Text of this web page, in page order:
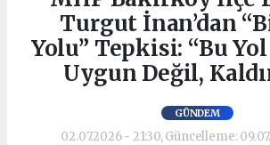
Turgut İnan’dan
Yolu” Tepkisi: “Bu
Uygun Değil,
GÜNDEM
02.07.2026 - 21:30, Güncelleme: